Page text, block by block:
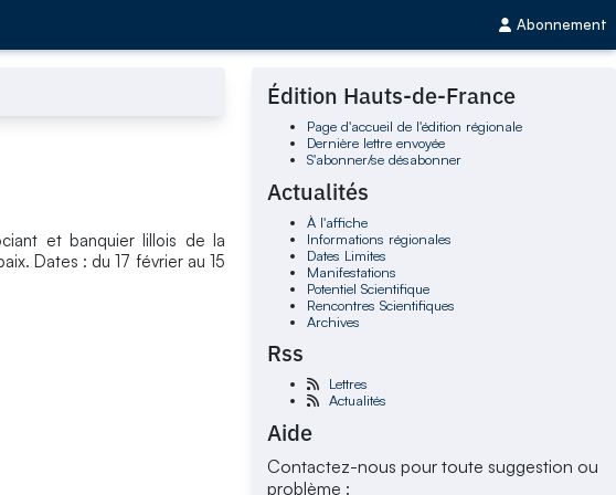
Abonnement
et banquier lillois de la
Dates : du 17 février au 15
Édition Hauts-de-France
Page d'accueil de l'édition régionale
Dernière lettre envoyée
S'abonner/se désabonner
Actualités
À l'affiche
Informations régionales
Dates Limites
Manifestations
Potentiel Scientifique
Rencontres Scientifiques
Archives
Rss
Lettres
Actualités
Aide
Contactez-nous pour toute suggestion ou
problème :